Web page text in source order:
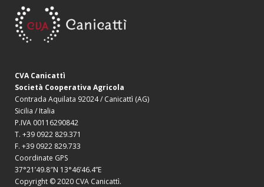
CVA Canicattì
Società Cooperativa Agricola
Contrada Aquilata 92024 / Canicattì (AG)
Sicilia / Italia
P.IVA 00116290842
T. +39 0922 829.371
F. +39 0922 829.733
Coordinate GPS
37°21’49.8″N 13°46’46.4”E
Copyright © 2020 CVA Canicattì.